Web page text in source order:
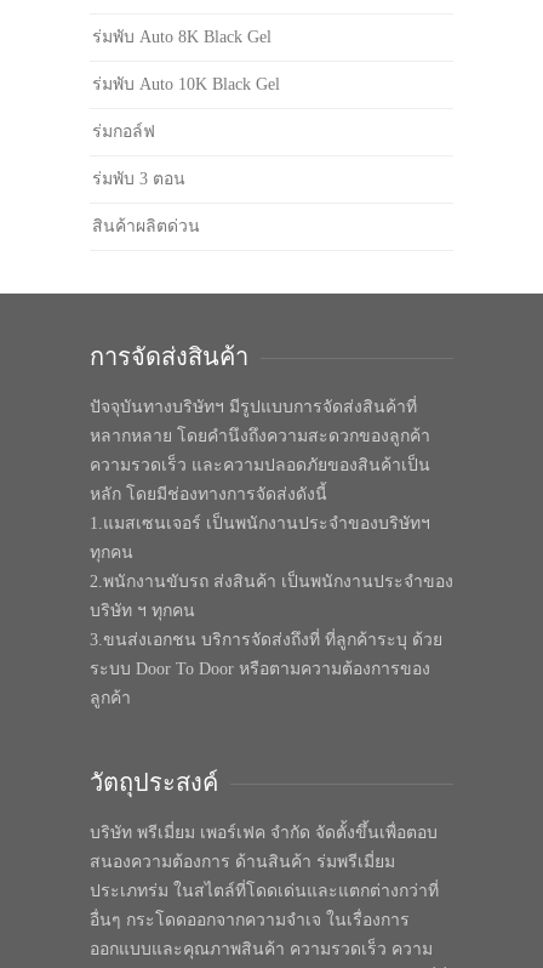
ร่มพับ Auto 8K Black Gel
ร่มพับ Auto 10K Black Gel
ร่มกอล์ฟ
ร่มพับ 3 ตอน
สินค้าผลิตด่วน
การจัดส่งสินค้า
ปัจจุบันทางบริษัทฯ มีรูปแบบการจัดส่งสินค้าที่
หลากหลาย โดยคำนึงถึงความสะดวกของลูกค้า
ความรวดเร็ว และความปลอดภัยของสินค้าเป็น
หลัก โดยมีช่องทางการจัดส่งดังนี้
1.แมสเซนเจอร์ เป็นพนักงานประจำของบริษัทฯ
ทุกคน
2.พนักงานขับรถ ส่งสินค้า เป็นพนักงานประจำของ
บริษัท ฯ ทุกคน
3.ขนส่งเอกชน บริการจัดส่งถึงที่ ที่ลูกค้าระบุ ด้วย
ระบบ Door To Door หรือตามความต้องการของ
ลูกค้า
วัตถุประสงค์
บริษัท พรีเมี่ยม เพอร์เฟค จำกัด จัดตั้งขึ้นเพื่อตอบ
สนองความต้องการ ด้านสินค้า ร่มพรีเมี่ยม
ประเภทร่ม ในสไตล์ที่โดดเด่นและแตกต่างกว่าที่
อื่นๆ กระโดดออกจากความจำเจ ในเรื่องการ
ออกแบบและคุณภาพสินค้า ความรวดเร็ว ความ